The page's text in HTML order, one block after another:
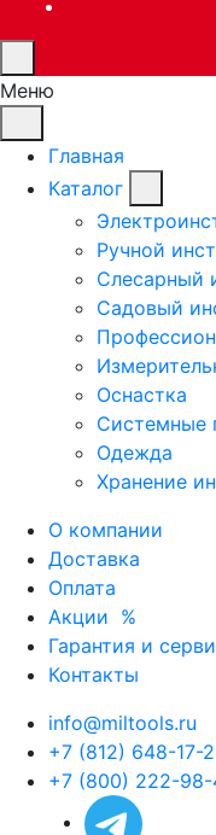
Меню
Главная
Каталог
Ручной
Слесарный
Садовый
Оснастка
Системные
Одежда
Хранение
О компании
Доставка
Оплата
Акции %
Гарантия и
Контакты
info@miltools.ru
+7 (812) 648-17-
+7 (800) 222-98-